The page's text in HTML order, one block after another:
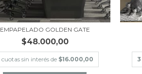
EMPAPELADO GOLDEN GATE
$48.000,00
cuotas sin interés de $16.000,00 3